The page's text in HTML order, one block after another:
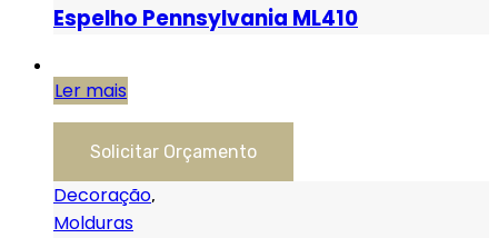
Espelho Pennsylvania ML410
Ler mais
Solicitar Orçamento
Decoração,
Molduras